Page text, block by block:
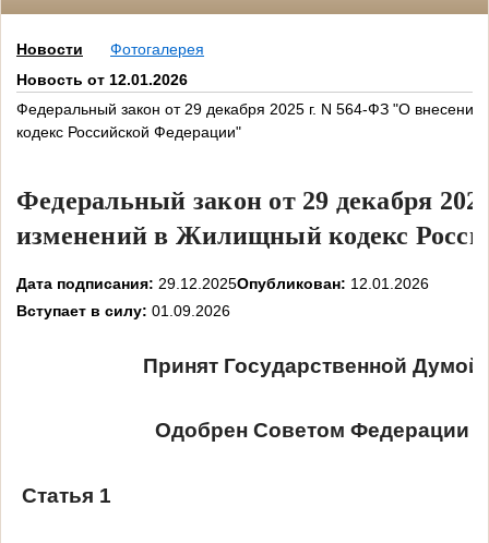
Новости
Фотогалерея
Новость от 12.01.2026
Федеральный закон от 29 декабря 2025 г. N 564-ФЗ "О
кодекс Российской Федерации"
Федеральный закон от 29 декабря
изменений в Жилищный кодекс
Дата подписания: 29.12.2025Опубликован: 12.01.2026
Вступает в силу: 01.09.2026
Принят Государственной Думой
Одобрен Советом Федерации
Статья 1